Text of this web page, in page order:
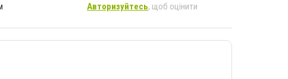
Авторизуйтесь, щоб оцінити